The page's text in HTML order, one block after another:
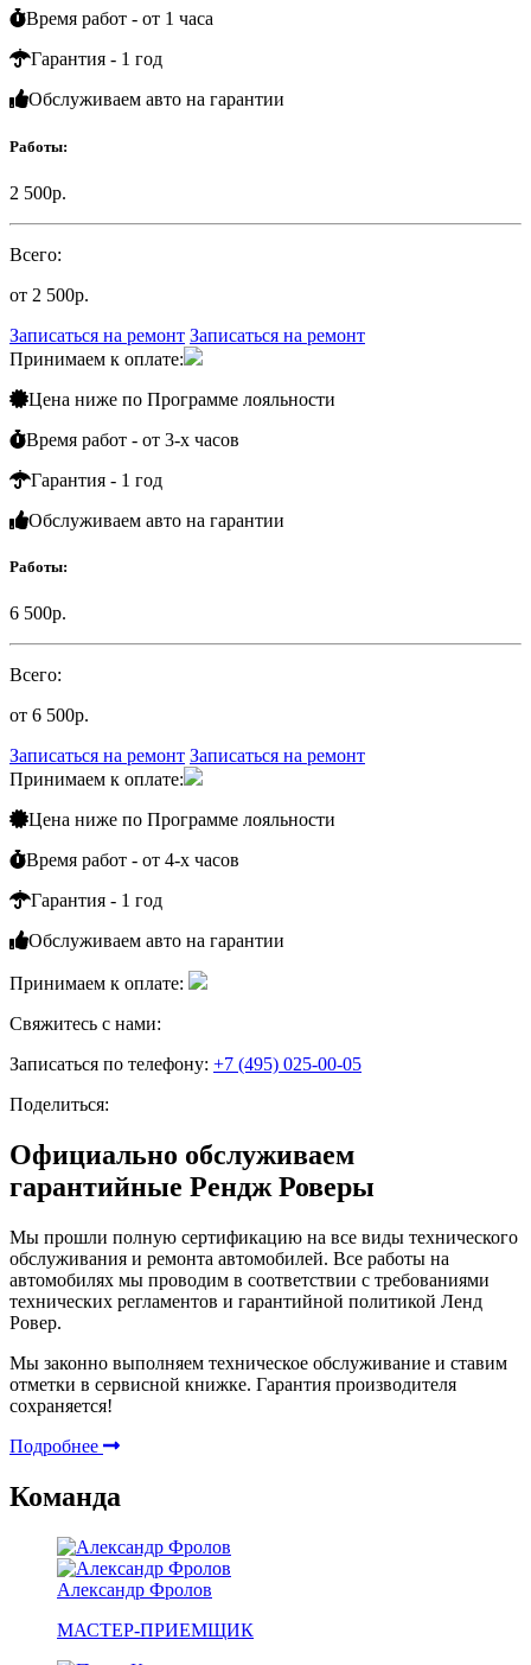
Время работ - от 1 часа
Гарантия - 1 год
Обслуживаем авто на гарантии
Работы:
2 500р.
Всего:
от 2 500р.
Записаться на ремонт Записаться на ремонт
Принимаем к оплате:
Цена ниже по Программе лояльности
Время работ - от 3-х часов
Гарантия - 1 год
Обслуживаем авто на гарантии
Работы:
6 500р.
Всего:
от 6 500р.
Записаться на ремонт Записаться на ремонт
Принимаем к оплате:
Цена ниже по Программе лояльности
Время работ - от 4-х часов
Гарантия - 1 год
Обслуживаем авто на гарантии
Принимаем к оплате:
Свяжитесь с нами:
Записаться по телефону: +7 (495) 025-00-05
Поделиться:
Официально обслуживаем
гарантийные Рендж Роверы
Мы прошли полную сертификацию на все виды технического
обслуживания и ремонта автомобилей. Все работы на
автомобилях мы проводим в соответствии с требованиями
технических регламентов и гарантийной политикой Ленд
Ровер.
Мы законно выполняем техническое обслуживание и ставим
отметки в сервисной книжке. Гарантия производителя
сохраняется!
Подробнее
Команда
Александр Фролов
МАСТЕР-ПРИЕМЩИК